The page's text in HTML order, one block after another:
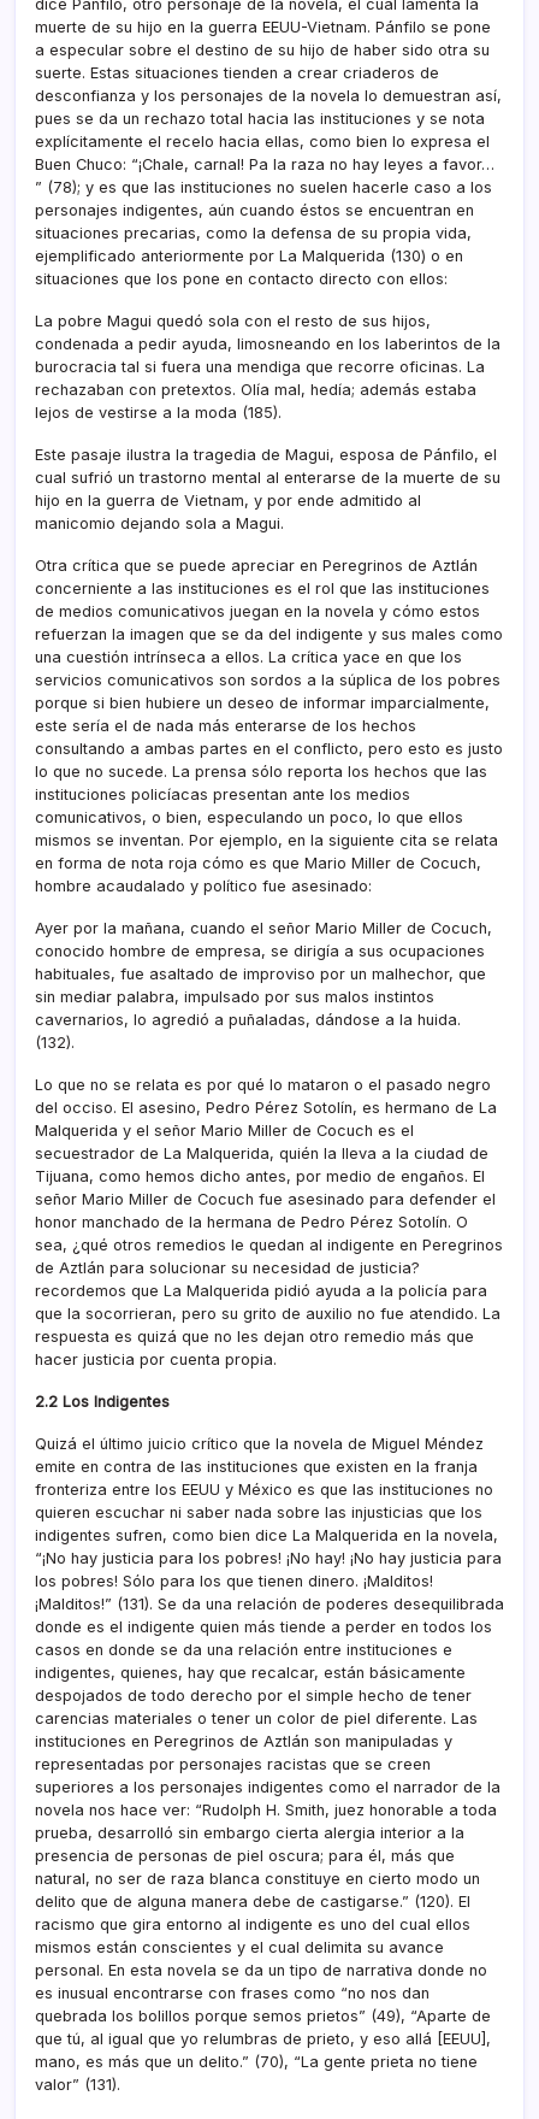
dice Pánfilo, otro personaje de la novela, el cual lamenta la
muerte de su hijo en la guerra EEUU-Vietnam. Pánfilo se pone
a especular sobre el destino de su hijo de haber sido otra su
suerte. Estas situaciones tienden a crear criaderos de
desconfianza y los personajes de la novela lo demuestran así­,
pues se da un rechazo total hacia las instituciones y se nota
explí­citamente el recelo hacia ellas, como bien lo expresa el
Buen Chuco: “¡Chale, carnal! Pa la raza no hay leyes a favor…
” (78); y es que las instituciones no suelen hacerle caso a los
personajes indigentes, aún cuando éstos se encuentran en
situaciones precarias, como la defensa de su propia vida,
ejemplificado anteriormente por La Malquerida (130) o en
situaciones que los pone en contacto directo con ellos:
La pobre Magui quedó sola con el resto de sus hijos,
condenada a pedir ayuda, limosneando en los laberintos de la
burocracia tal si fuera una mendiga que recorre oficinas. La
rechazaban con pretextos. Olí­a mal, hedí­a; además estaba
lejos de vestirse a la moda (185).
Este pasaje ilustra la tragedia de Magui, esposa de Pánfilo, el
cual sufrió un trastorno mental al enterarse de la muerte de su
hijo en la guerra de Vietnam, y por ende admitido al
manicomio dejando sola a Magui.
Otra crí­tica que se puede apreciar en Peregrinos de Aztlán
concerniente a las instituciones es el rol que las instituciones
de medios comunicativos juegan en la novela y cómo estos
refuerzan la imagen que se da del indigente y sus males como
una cuestión intrí­nseca a ellos. La crí­tica yace en que los
servicios comunicativos son sordos a la súplica de los pobres
porque si bien hubiere un deseo de informar imparcialmente,
este serí­a el de nada más enterarse de los hechos
consultando a ambas partes en el conflicto, pero esto es justo
lo que no sucede. La prensa sólo reporta los hechos que las
instituciones policí­acas presentan ante los medios
comunicativos, o bien, especulando un poco, lo que ellos
mismos se inventan. Por ejemplo, en la siguiente cita se relata
en forma de nota roja cómo es que Mario Miller de Cocuch,
hombre acaudalado y polí­tico fue asesinado:
Ayer por la mañana, cuando el señor Mario Miller de Cocuch,
conocido hombre de empresa, se dirigí­a a sus ocupaciones
habituales, fue asaltado de improviso por un malhechor, que
sin mediar palabra, impulsado por sus malos instintos
cavernarios, lo agredió a puñaladas, dándose a la huida.
(132).
Lo que no se relata es por qué lo mataron o el pasado negro
del occiso. El asesino, Pedro Pérez Sotolí­n, es hermano de La
Malquerida y el señor Mario Miller de Cocuch es el
secuestrador de La Malquerida, quién la lleva a la ciudad de
Tijuana, como hemos dicho antes, por medio de engaños. El
señor Mario Miller de Cocuch fue asesinado para defender el
honor manchado de la hermana de Pedro Pérez Sotolí­n. O
sea, ¿qué otros remedios le quedan al indigente en Peregrinos
de Aztlán para solucionar su necesidad de justicia?
recordemos que La Malquerida pidió ayuda a la policí­a para
que la socorrieran, pero su grito de auxilio no fue atendido. La
respuesta es quizá que no les dejan otro remedio más que
hacer justicia por cuenta propia.
2.2 Los Indigentes
Quizá el último juicio crí­tico que la novela de Miguel Méndez
emite en contra de las instituciones que existen en la franja
fronteriza entre los EEUU y México es que las instituciones no
quieren escuchar ni saber nada sobre las injusticias que los
indigentes sufren, como bien dice La Malquerida en la novela,
“¡No hay justicia para los pobres! ¡No hay! ¡No hay justicia para
los pobres! Sólo para los que tienen dinero. ¡Malditos!
¡Malditos!” (131). Se da una relación de poderes desequilibrada
donde es el indigente quien más tiende a perder en todos los
casos en donde se da una relación entre instituciones e
indigentes, quienes, hay que recalcar, están básicamente
despojados de todo derecho por el simple hecho de tener
carencias materiales o tener un color de piel diferente. Las
instituciones en Peregrinos de Aztlán son manipuladas y
representadas por personajes racistas que se creen
superiores a los personajes indigentes como el narrador de la
novela nos hace ver: “Rudolph H. Smith, juez honorable a toda
prueba, desarrolló sin embargo cierta alergia interior a la
presencia de personas de piel oscura; para él, más que
natural, no ser de raza blanca constituye en cierto modo un
delito que de alguna manera debe de castigarse.” (120). El
racismo que gira entorno al indigente es uno del cual ellos
mismos están conscientes y el cual delimita su avance
personal. En esta novela se da un tipo de narrativa donde no
es inusual encontrarse con frases como “no nos dan
quebrada los bolillos porque semos prietos” (49), “Aparte de
que tú, al igual que yo relumbras de prieto, y eso allá [EEUU],
mano, es más que un delito.” (70), “La gente prieta no tiene
valor” (131).